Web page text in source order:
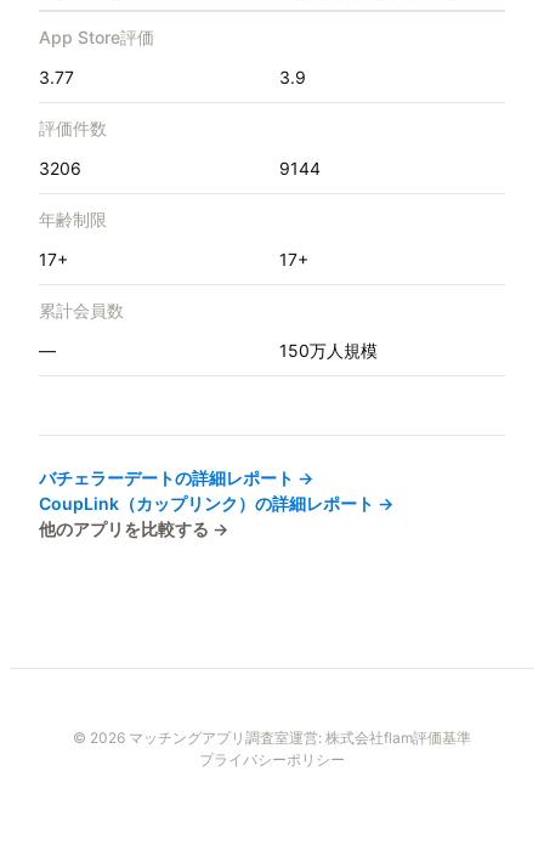
App Store評価
3.77
3.9
評価件数
3206
9144
年齢制限
17+
17+
累計会員数
—
150万人規模
バチェラーデートの詳細レポート →
CoupLink（カップリンク） の詳細レポート →
他のアプリを比較する →
© 2026 マッチングアプリ調査室運営: 株式会社flam評価基準
プライバシーポリシー